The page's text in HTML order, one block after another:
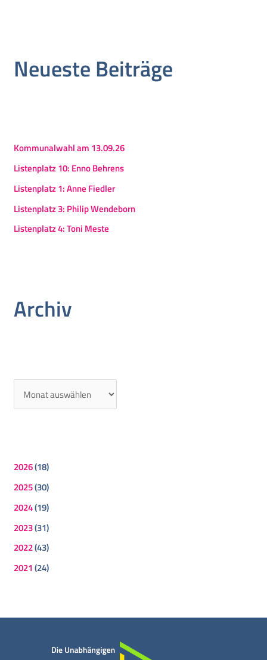
Neueste Beiträge
Kommunalwahl am 13.09.26
Listenplatz 10: Enno Behrens
Listenplatz 1: Anne Fiedler
Listenplatz 3: Philip Wendeborn
Listenplatz 4: Toni Meste
Archiv
2026(18)
2025(30)
2024(19)
2023(31)
2022(43)
2021 (24)